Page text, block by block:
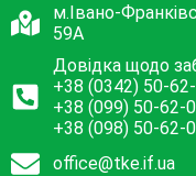
м.Івано-
59А
Довідка щодо
+38 (0342) 50-
+38 (099) 50-62-
+38 (098) 50-62-
office@tke.if.ua